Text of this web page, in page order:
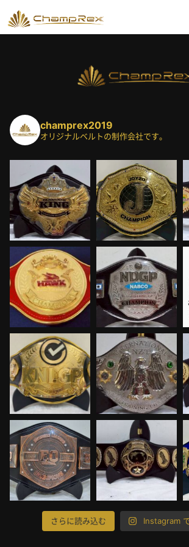
champrex2019
オリジナルベルトの制作会社です。
さらに読み込む Instagram